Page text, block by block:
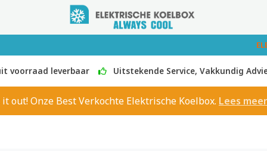
voorraad leverbaar Uitstekende Service, Vakkundig
it out! Onze Best Verkochte Elektrische Koelbox. Lees meer